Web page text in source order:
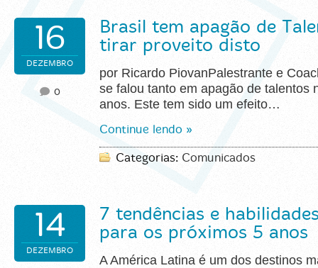
16
DEZEMBRO
0
Brasil tem apagão de
tirar proveito disto
por Ricardo PiovanPalestrante e
se falou tanto em apagão de talentos
anos. Este tem sido um efeito…
Continue lendo »
Categorias: Comunicados
14
DEZEMBRO
7 tendências e
para os próximos 5 anos
A América Latina é um dos destinos